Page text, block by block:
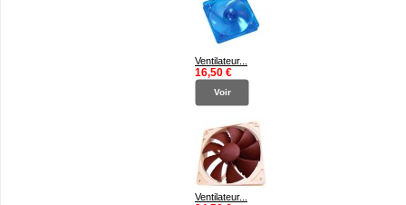
Ventilateur...
16,50 €
Voir
Ventilateur...